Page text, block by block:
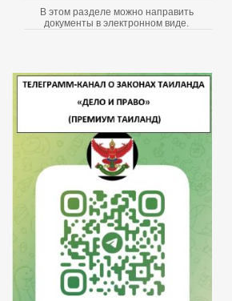
В этом разделе можно направить
документы в электронном виде.